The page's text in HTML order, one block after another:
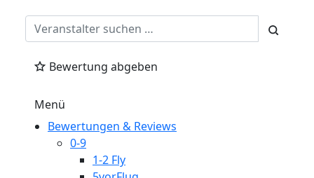
Bewertung abgeben
Menü
Bewertungen & Reviews
0-9
1-2 Fly